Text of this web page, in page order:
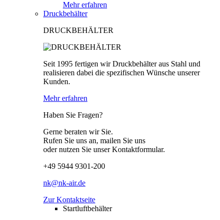
Mehr erfahren
Druckbehälter
DRUCKBEHÄLTER
Seit 1995 fertigen wir Druckbehälter aus Stahl und
realisieren dabei die spezifischen Wünsche unserer
Kunden.
Mehr erfahren
Haben Sie Fragen?
Gerne beraten wir Sie.
Rufen Sie uns an, mailen Sie uns
oder nutzen Sie unser Kontaktformular.
+49 5944 9301-200
nk@nk-air.de
Zur Kontaktseite
Startluftbehälter